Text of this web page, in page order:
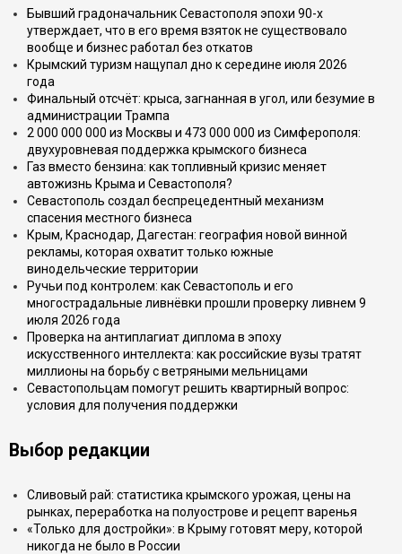
Бывший градоначальник Севастополя эпохи 90-х
утверждает, что в его время взяток не существовало
вообще и бизнес работал без откатов
Крымский туризм нащупал дно к середине июля 2026
года
Финальный отсчёт: крыса, загнанная в угол, или безумие в
администрации Трампа
2 000 000 000 из Москвы и 473 000 000 из Симферополя:
двухуровневая поддержка крымского бизнеса
Газ вместо бензина: как топливный кризис меняет
автожизнь Крыма и Севастополя?
Севастополь создал беспрецедентный механизм
спасения местного бизнеса
Крым, Краснодар, Дагестан: география новой винной
рекламы, которая охватит только южные
винодельческие территории
Ручьи под контролем: как Севастополь и его
многострадальные ливнёвки прошли проверку ливнем 9
июля 2026 года
Проверка на антиплагиат диплома в эпоху
искусственного интеллекта: как российские вузы тратят
миллионы на борьбу с ветряными мельницами
Севастопольцам помогут решить квартирный вопрос:
условия для получения поддержки
Выбор редакции
Сливовый рай: статистика крымского урожая, цены на
рынках, переработка на полуострове и рецепт варенья
«Только для достройки»: в Крыму готовят меру, которой
никогда не было в России